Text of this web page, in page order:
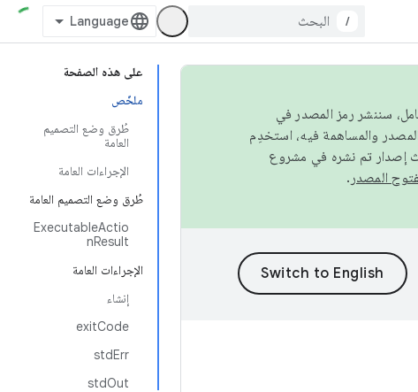
/
على هذه الصفحة
ملخّص
طُرق وضع التصميم
العامة
الإجراءات العامة
طُرق وضع التصميم العامة
ExecutableActio
nResult
الإجراءات العامة
إنشاء
exitCode
stdErr
stdOut
سننشر رمز المصدر في
إصدار تم نشره في مشروع
.